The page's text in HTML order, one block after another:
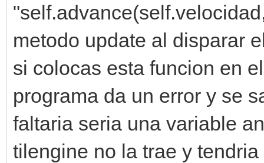
metodo update al disparar
si colocas esta funcion en
programa da un error y se
faltaria seria una variable
tilengine no la trae y